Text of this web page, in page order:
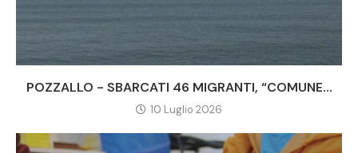
POZZALLO - SBARCATI 46 MIGRANTI, “COMUNE...
10 Luglio 2026